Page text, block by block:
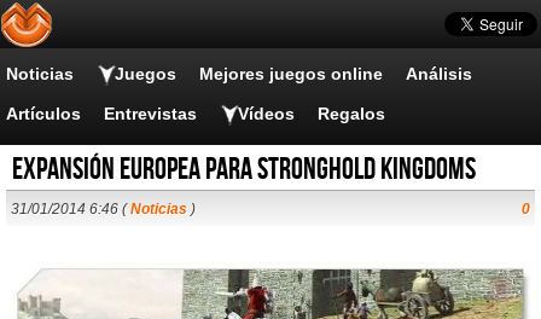
Noticias Juegos Mejores juegos online Análisis
Artículos Entrevistas Vídeos Regalos
Expansión europea para Stronghold Kingdoms
31/01/2014 6:46 (Noticias ) 0